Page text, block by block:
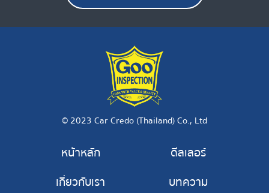
© 2023 Car Credo (Thailand) Co., Ltd
หน้าหลัก
เกี่ยวกับเรา
ดีลเลอร์
บทความ